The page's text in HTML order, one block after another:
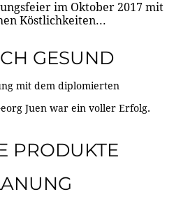
im Oktober 2017 mit
Köstlichkeiten...
GESUND
mit dem diplomierten
Juen war ein voller Erfolg.
PRODUKTE